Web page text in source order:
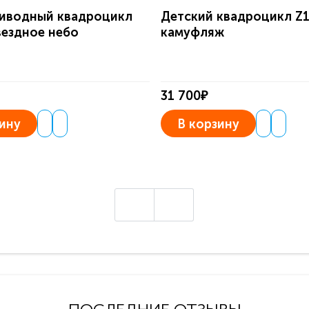
квадроцикл
небо
Детский квадроцикл
камуфляж
31 700₽
В корзину